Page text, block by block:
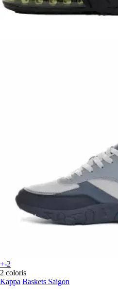
+-2
2 coloris
Kappa Baskets Saigon